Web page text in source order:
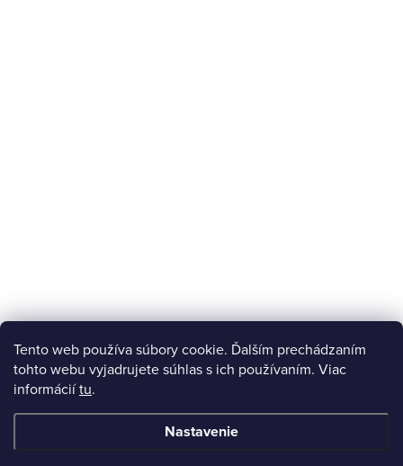
Tento web používa súbory cookie. Ďalším prechádzaním
tohto webu vyjadrujete súhlas s ich používaním. Viac
informáciítu.
Nastavenie